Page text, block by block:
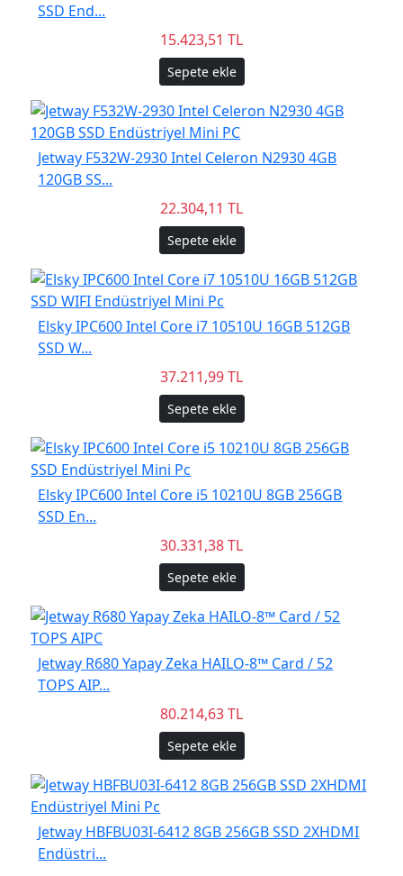
SSD End...
15.423,51 TL
Sepete ekle
Jetway F532W-2930 Intel Celeron N2930 4GB
120GB SS...
22.304,11 TL
Sepete ekle
Elsky IPC600 Intel Core i7 10510U 16GB 512GB
SSD W...
37.211,99 TL
Sepete ekle
Elsky IPC600 Intel Core i5 10210U 8GB 256GB
SSD En...
30.331,38 TL
Sepete ekle
Jetway R680 Yapay Zeka HAILO-8™ Card / 52
TOPS AIP...
80.214,63 TL
Sepete ekle
Jetway HBFBU03I-6412 8GB 256GB SSD 2XHDMI
Endüstri...